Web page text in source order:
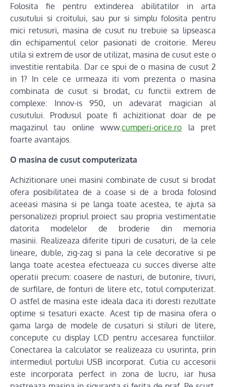
Folosita fie pentru extinderea abilitatilor in arta
cusutului si croitului, sau pur si simplu folosita pentru
mici retusuri, masina de cusut nu trebuie sa lipseasca
din echipamentul celor pasionati de croitorie. Mereu
utila si extrem de usor de utilizat, masina de cusut este o
investitie rentabila. Dar ce spui de o masina de cusut 2
in 1? In cele ce urmeaza iti vom prezenta o masina
combinata de cusut si brodat, cu functii extrem de
complexe: Innov-is 950, un adevarat magician al
cusutului. Produsul poate fi achizitionat doar de pe
magazinul tau online www.cumperi-orice.ro la pret
foarte avantajos.
O masina de cusut computerizata
Achizitionare unei masini combinate de cusut si brodat
ofera posibilitatea de a coase si de a broda folosind
aceeasi masina si pe langa toate acestea, te ajuta sa
personalizezi propriul proiect sau propria vestimentatie
datorita modelelor de broderie din memoria
masinii. Realizeaza diferite tipuri de cusaturi, de la cele
lineare, duble, zig-zag si pana la cele decorative si pe
langa toate acestea efectueaza cu succes diverse alte
operatii precum: coasere de nasturi, de butonire, tivuri,
de surfilare, de fonturi de litere etc, totul computerizat.
O astfel de masina este ideala daca iti doresti rezultate
optime si tesaturi exacte. Acest tip de masina ofera o
gama larga de modele de cusaturi si stiluri de litere,
concepute cu display LCD pentru accesarea functiilor.
Conectarea la calculator se realizeaza cu usurinta, prin
intermediul portului USB incorporat. Cutia cu accesorii
este incorporata perfect in zona de lucru, iar husa